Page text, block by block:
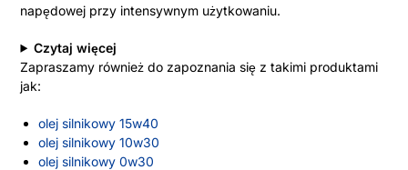
napędowej przy intensywnym użytkowaniu.
Czytaj więcej
Zapraszamy również do zapoznania się z takimi produktami
jak:
olej silnikowy 15w40
olej silnikowy 10w30
olej silnikowy 0w30